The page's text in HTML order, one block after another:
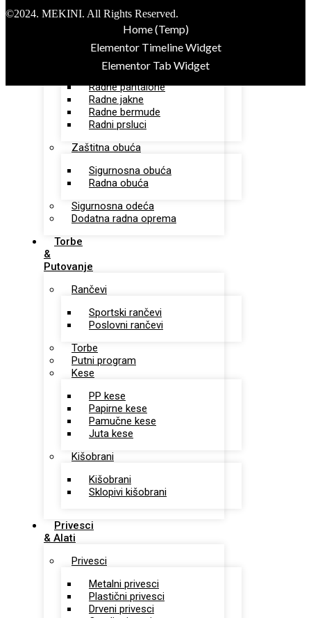
Radna odeća
Radne pantalone
Radne jakne
Radne bermude
Radni prsluci
Zaštitna obuća
Sigurnosna obuća
Radna obuća
Sigurnosna odeća
Dodatna radna oprema
Torbe
&
Putovanje
Rančevi
Sportski rančevi
Poslovni rančevi
Torbe
Putni program
Kese
PP kese
Papirne kese
Pamučne kese
Juta kese
Kišobrani
Kišobrani
Sklopivi kišobrani
Privesci
& Alati
Privesci
Metalni privesci
Plastični privesci
Drveni privesci
©2024. MEKINI. All Rights Reserved.
Home (Temp)
Elementor Timeline Widget
Elementor Tab Widget